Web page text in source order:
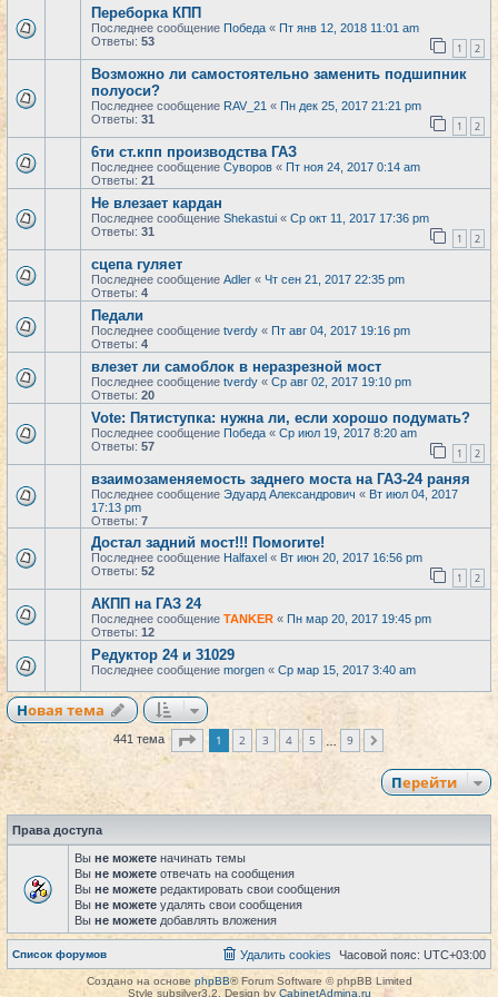
Переборка КПП
Последнее сообщение Победа « Пт янв 12, 2018 11:01 am
Ответы: 53 1 2
Возможно ли самостоятельно заменить подшипник
полуоси?
Последнее сообщение RAV_21 « Пн дек 25, 2017 21:21 pm
Ответы: 31 1 2
6ти ст.кпп производства ГАЗ
Последнее сообщение Суворов « Пт ноя 24, 2017 0:14 am
Ответы: 21
Не влезает кардан
Последнее сообщение Shekastui « Ср окт 11, 2017 17:36 pm
Ответы: 31 1 2
сцепа гуляет
Последнее сообщение Adler « Чт сен 21, 2017 22:35 pm
Ответы: 4
Педали
Последнее сообщение tverdy « Пт авг 04, 2017 19:16 pm
Ответы: 4
влезет ли самоблок в неразрезной мост
Последнее сообщение tverdy « Ср авг 02, 2017 19:10 pm
Ответы: 20
Vote: Пятиступка: нужна ли, если хорошо подумать?
Последнее сообщение Победа « Ср июл 19, 2017 8:20 am
Ответы: 57 1 2
взаимозаменяемость заднего моста на ГАЗ-24 раняя
Последнее сообщение Эдуард Александрович « Вт июл 04, 2017
17:13 pm
Ответы: 7
Достал задний мост!!! Помогите!
Последнее сообщение Halfaxel « Вт июн 20, 2017 16:56 pm
Ответы: 52 1 2
АКПП на ГАЗ 24
Последнее сообщение TANKER « Пн мар 20, 2017 19:45 pm
Ответы: 12
Редуктор 24 и 31029
Последнее сообщение morgen « Ср мар 15, 2017 3:40 am
Новая тема
441 тема Страница из
1 2 3 4 5 9
Перейти
Права доступа
Вы не можете начинать темы
Вы не можете отвечать на сообщения
Вы не можете редактировать свои сообщения
Вы не можете удалять свои сообщения
Вы не можете добавлять вложения
Список форумов Часовой пояс: UTC+03:00
Удалить cookies
Создано на основе phpBB® Forum Software © phpBB Limited
Style subsilver3.2. Design by CabinetAdmina.ru